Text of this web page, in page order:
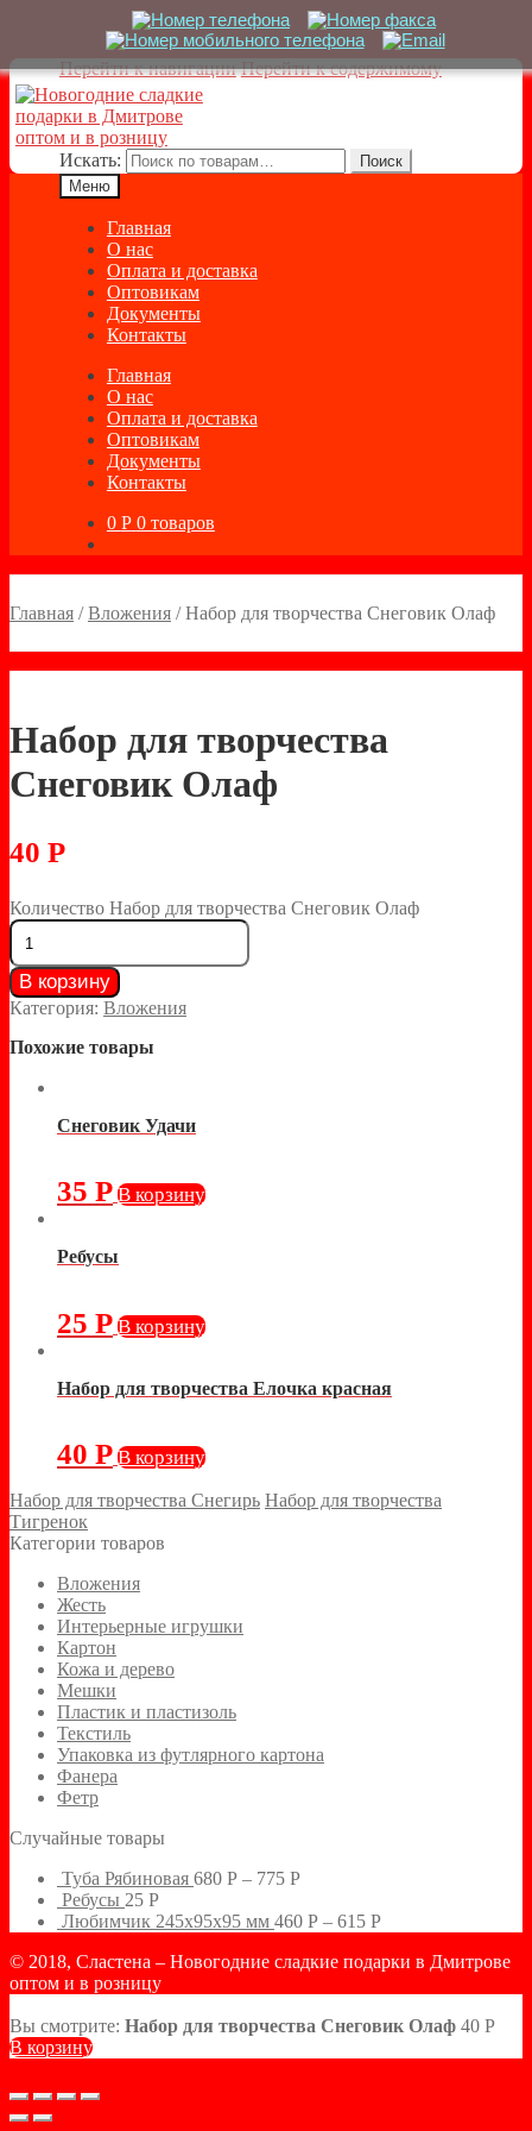
Перейти к навигации Перейти к содержимому
Искать:
Поиск
Меню
Главная
О нас
Оплата и доставка
Оптовикам
Документы
Контакты
Главная
О нас
Оплата и доставка
Оптовикам
Документы
Контакты
0 Р 0 товаров
Главная /Вложения /Набор для творчества Снеговик Олаф
Набор для творчества
Снеговик Олаф
40 Р
Количество Набор для творчества Снеговик Олаф
В корзину
Категория: Вложения
Похожие товары
Снеговик Удачи
35 Р В корзину
Ребусы
25 Р В корзину
Набор для творчества Елочка красная
40 Р В корзину
Набор для творчества Снегирь Набор для творчества
Тигренок
Категории товаров
Вложения
Жесть
Интерьерные игрушки
Картон
Кожа и дерево
Мешки
Пластик и пластизоль
Текстиль
Упаковка из футлярного картона
Фанера
Фетр
Случайные товары
Туба Рябиновая 680 Р – 775 Р
Ребусы 25 Р
Любимчик 245х95х95 мм 460 Р – 615 Р
© 2018, Сластена – Новогодние сладкие подарки в Дмитрове
оптом и в розницу
Вы смотрите: Набор для творчества Снеговик Олаф 40 Р
В корзину